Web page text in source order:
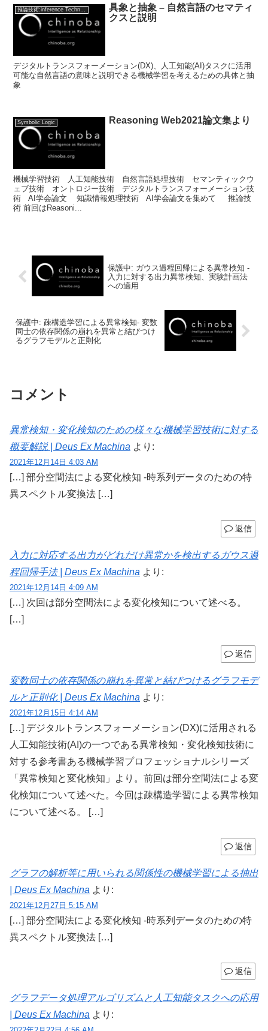
推論技術:inference Technology
具象と抽象 – 自然言語のセマティ
クスと説明
デジタルトランスフォーメーション(DX)、人工知能(AI)タスクに活用
可能な自然言語の意味と説明できる機械学習を考えるための具体と抽
象
Symbolic Logic Reasoning Web2021論文集より
機械学習技術 人工知能技術 自然言語処理技術 セマンティックウ
ェブ技術 オントロジー技術 デジタルトランスフォーメーション技
術 AI学会論文 知識情報処理技術 AI学会論文を集めて 推論技
術 前回はReasoni...
保護中: ガウス過程回帰による異常検知 -
入力に対する出力異常検知、実験計画法
への適用
保護中: 疎構造学習による異常検知- 変数
同士の依存関係の崩れを異常と結びつけ
るグラフモデルと正則化
コメント
異常検知・変化検知のための様々な機械学習技術に対する
概要解説 | Deus Ex Machina より:
2021年12月14日 4:03 AM
[…] 部分空間法による変化検知 -時系列データのための特
異スペクトル変換法 […]
返信
入力に対応する出力がどれだけ異常かを検出するガウス過
程回帰手法 | Deus Ex Machina より:
2021年12月14日 4:09 AM
[…] 次回は部分空間法による変化検知について述べる。
[…]
返信
変数同士の依存関係の崩れを異常と結びつけるグラフモデ
ルと正則化 | Deus Ex Machina より:
2021年12月15日 4:14 AM
[…] デジタルトランスフォーメーション(DX)に活用される
人工知能技術(AI)の一つである異常検知・変化検知技術に
対する参考書ある機械学習プロフェッショナルシリーズ
「異常検知と変化検知」より。前回は部分空間法による変
化検知について述べた。今回は疎構造学習による異常検知
について述べる。 […]
返信
グラフの解析等に用いられる関係性の機械学習による抽出
| Deus Ex Machina より:
2021年12月27日 5:15 AM
[…] 部分空間法による変化検知 -時系列データのための特
異スペクトル変換法 […]
返信
グラフデータ処理アルゴリズムと人工知能タスクへの応用
| Deus Ex Machina より: